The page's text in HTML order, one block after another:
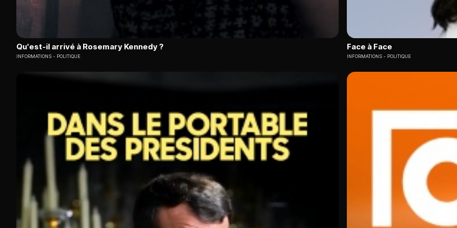
Qu'est-il arrivé à Rosemary Kennedy ?
INFORMATIONS POLITIQUE
Face à Face
INFORMATIONS POLITIQUE